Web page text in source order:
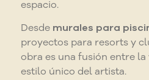
espacio.
Desde murales para
proyectos para resorts y
obra es una fusión entre
estilo único del artista.